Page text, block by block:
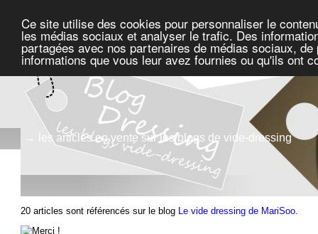
Ce site utilise des cookies pour personnaliser le
les médias sociaux et analyser le trafic. Des
partagées avec nos partenaires de médias sociaux,
informations que vous leur avez fournies ou qu'ils ont
→ les articles en vente sur les blogs de vide-dressing
20 articles sont référencés sur le blog Le vide dressing de MariSoo